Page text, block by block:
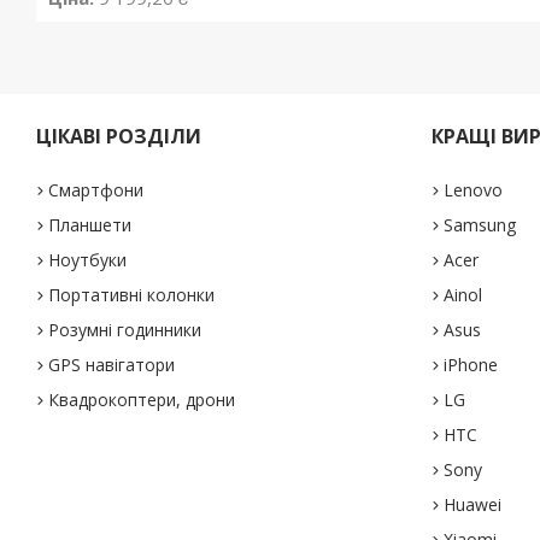
ЦІКАВІ РОЗДІЛИ
Смартфони
Планшети
Ноутбуки
Портативні колонки
Розумні годинники
GPS навігатори
Квадрокоптери, дрони
КРАЩІ
Lenovo
Samsung
Acer
Ainol
Asus
iPhone
LG
HTC
Sony
Huawei